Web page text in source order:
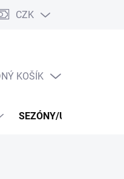
CZK
NÁKUPNÍ
KOŠÍK
SEZÓNY/UDÁLOSTI